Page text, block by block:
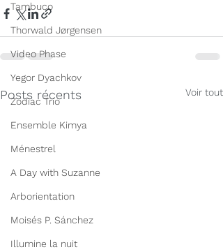
Tambuco
Thorwald Jørgensen
Video Phase
Yegor Dyachkov
Zodiac Trio
Ensemble Kimya
Ménestrel
A Day with Suzanne
Arborientation
Moisés P. Sánchez
Illumine la nuit
Posts récents Voir tout